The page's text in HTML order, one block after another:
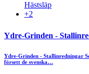
Hästsläp
+2
Ydre-Grinden -
Ydre-Grinden - Stallinredningar
försett de svenska…